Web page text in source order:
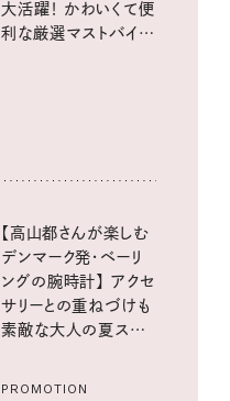
大活躍！ かわいくて便
利な厳選マストバイア
【高山都さんが楽しむ
デンマーク発・ベーリ
ングの腕時計】 アクセ
サリーとの重ねづけも
素敵な大人の夏スタイ
PROMOTION